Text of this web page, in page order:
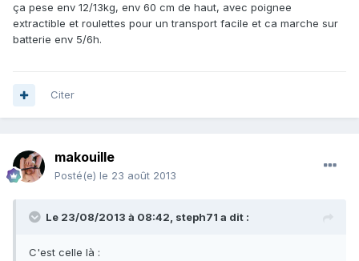
ça pese env 12/13kg, env 60 cm de haut, avec poignee
extractible et roulettes pour un transport facile et ca marche sur
batterie env 5/6h.
Citer
makouille
Posté(e) le 23 août 2013
Le 23/08/2013 à 08:42, steph71 a dit :
C'est celle là :